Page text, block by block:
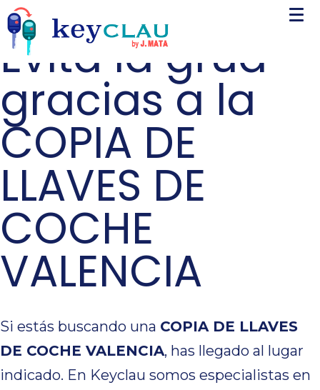
Evita la grúa
gracias a la
COPIA DE
LLAVES DE
COCHE
VALENCIA
Si estás buscando una COPIA DE LLAVES
DE COCHE VALENCIA, has llegado al lugar
indicado. En Keyclau somos especialistas en